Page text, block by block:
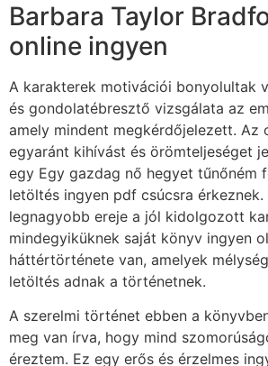
Barbara Taylor
online ingyen
A karakterek motivációi bonyolultak
és gondolatébresztő vizsgálata az
amely mindent megkérdőjelezett. Az
egyaránt kihívást és örömteljeséget
egy Egy gazdag nő hegyet tűnőném
letöltés ingyen pdf csúcsra
legnagyobb ereje a jól kidolgozott
mindegyiküknek saját könyv ingyen
háttértörténete van, amelyek
letöltés adnak a történetnek.
A szerelmi történet ebben a
meg van írva, hogy mind
éreztem. Ez egy erős és érzelmes